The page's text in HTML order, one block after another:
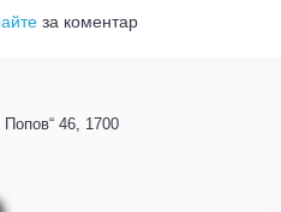
за коментар
46, 1700